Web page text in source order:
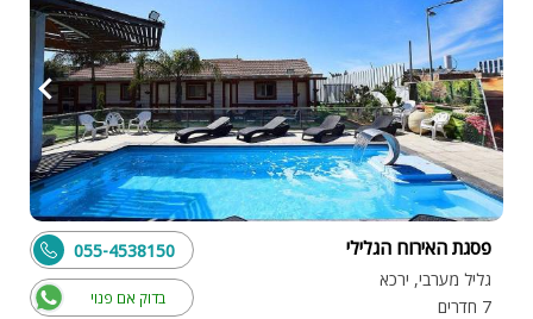
פסגת האירוח הגלילי
גליל מערבי, ירכא
7 חדרים
בדוק אם פנוי
055-4538150